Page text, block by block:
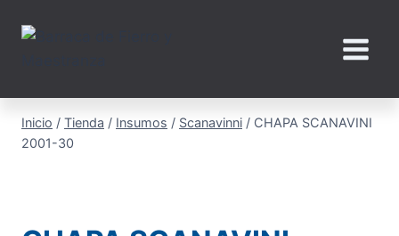
Inicio / Tienda / Insumos / Scanavinni / CHAPA SCANAVINI
2001-30